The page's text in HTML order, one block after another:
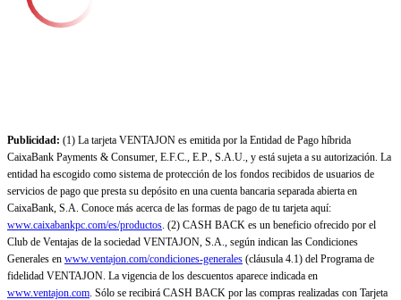
Publicidad: (1) La tarjeta VENTAJON es emitida por la Entidad de Pago híbrida
CaixaBank Payments & Consumer, E.F.C., E.P., S.A.U., y está sujeta a su autorización. La
entidad ha escogido como sistema de protección de los fondos recibidos de usuarios de
servicios de pago que presta su depósito en una cuenta bancaria separada abierta en
CaixaBank, S.A. Conoce más acerca de las formas de pago de tu tarjeta aquí:
www.caixabankpc.com/es/productos. (2) CASH BACK es un beneficio ofrecido por el
Club de Ventajas de la sociedad VENTAJON, S.A., según indican las Condiciones
Generales en www.ventajon.com/condiciones-generales (cláusula 4.1) del Programa de
fidelidad VENTAJON. La vigencia de los descuentos aparece indicada en
www.ventajon.com. Sólo se recibirá CASH BACK por las compras realizadas con Tarjeta